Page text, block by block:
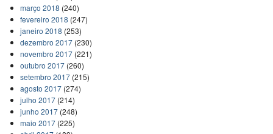
março 2018 (240)
fevereiro 2018 (247)
janeiro 2018 (253)
dezembro 2017(230)
novembro 2017(221)
outubro 2017(260)
setembro 2017(215)
agosto 2017(274)
julho 2017(214)
junho 2017(248)
maio 2017(225)